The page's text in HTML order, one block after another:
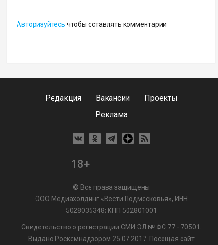
Авторизуйтесь чтобы оставлять комментарии
Редакция Вакансии
Проекты
Реклама
18+
© Все права защищены
ООО Медиахолдинг «Вести Подмосковья», ИНН
5028035348; КПП 502801001
Свидетельство о регистрации СМИ ЭЛ № ФС 77 - 70501.
Выдано Роскомнадзором 25.07.2017. Посещая сайт